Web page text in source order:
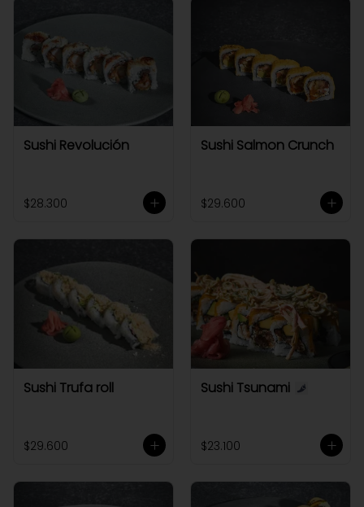
Sushi Revolución
$28.300
Sushi Salmon Crunch
$29.600
Sushi Trufa roll
$29.600
Sushi Tsunami
$23.100